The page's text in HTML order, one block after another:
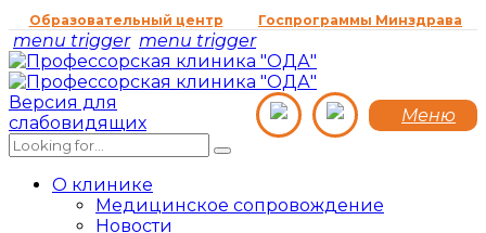
Образовательный центр Госпрограммы Минздрава
menu trigger menu trigger
Меню
Версия для
слабовидящих
О клинике
Медицинское сопровождение
Новости